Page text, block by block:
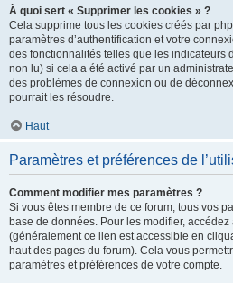
À quoi sert « Supprimer les cookies » ?
Cela supprime tous les cookies créés par
paramètres d’authentification et votre
des fonctionnalités telles que les indicateurs
non lu) si cela a été activé par un
des problèmes de connexion ou de
pourrait les résoudre.
Haut
Paramètres et préférences de
Comment modifier mes paramètres ?
Si vous êtes membre de ce forum, tous vos
base de données. Pour les modifier, accédez
(généralement ce lien est accessible en
haut des pages du forum). Cela vous
paramètres et préférences de votre compte.